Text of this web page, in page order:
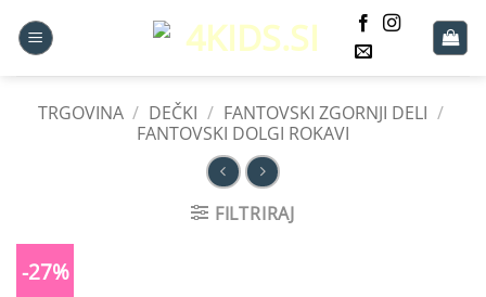
na
TRGOVINA / DEČKI / FANTOVSKI ZGORNJI DELI /
FANTOVSKI DOLGI ROKAVI
FILTRIRAJ
-27%